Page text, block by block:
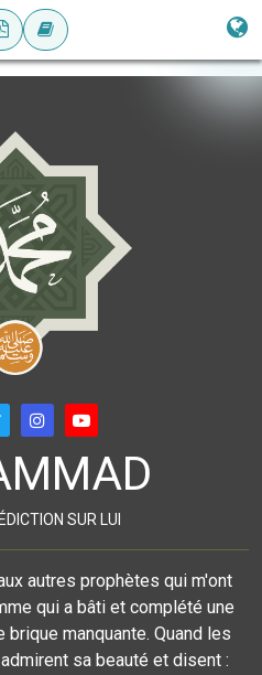
SUR LUI
autres prophètes qui m'ont
qui a bâti et complété une
manquante. Quand les
sa beauté et disent :